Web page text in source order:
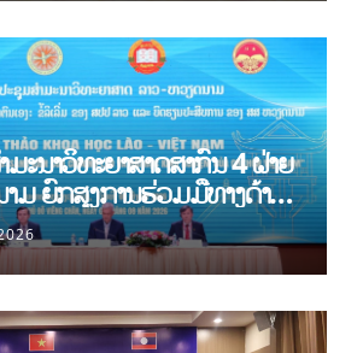
ະນາວິທະຍາສາດສາກົນ 4 ຝ່າຍ
ມ ຍົກສູງການຮ່ວມມືທາງດ້ານ
ພຶດຕິກໍາ ລາວ-ຫວຽດນາມ ແນໃສ່
ອກະລາດເປັນເຈົ້າຕົນເອງຢ່າງ